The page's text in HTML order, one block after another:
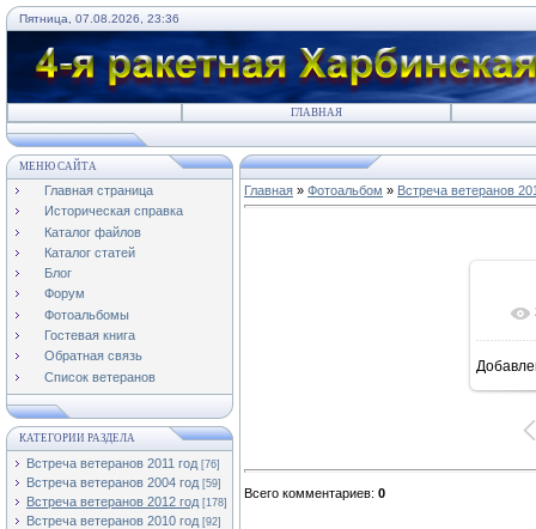
Пятница, 07.08.2026, 23:36
ГЛАВНАЯ
МЕНЮ САЙТА
Главная страница
Историческая справка
Каталог файлов
Каталог статей
Блог
Форум
Фотоальбомы
Гостевая книга
Обратная связь
Список ветеранов
КАТЕГОРИИ РАЗДЕЛА
Встреча ветеранов 2011 год [76]
Встреча ветеранов 2004 год [59]
Встреча ветеранов 2012 год [178]
Встреча ветеранов 2010 год [92]
Главная » Фотоальбом » Встреча ветеранов
Всего комментариев: 0